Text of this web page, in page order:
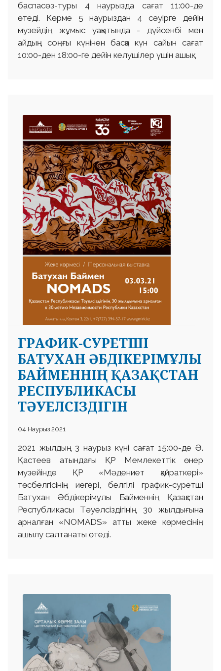
баспасөз-туры 4 наурызда сағат 11:00-де
өтеді. Көрме 5 наурыздан 4 сәуірге дейін
музейдің жұмыс уақытында - дүйсенбі мен
айдың соңғы күнінен басқа күн сайын сағат
10:00-ден 18:00-ге дейін келушілер үшін ашық.
ГРАФИК-СУРЕТШІ
БАТУХАН ӘБДІКЕРІМҰЛЫ
БАЙМЕННІҢ ҚАЗАҚСТАН
РЕСПУБЛИКАСЫ
ТӘУЕЛСІЗДІГІН
04 Наурыз 2021
2021 жылдың 3 наурыз күні сағат 15:00-де Ә.
Қастеев атындағы ҚР Мемлекеттік өнер
музейінде ҚР «Мәдениет қайраткері»
төсбелгісінің иегері, белгілі график-суретші
Батухан Әбдікерімұлы Байменнің Қазақстан
Республикасы Тәуелсіздігінің 30 жылдығына
арналған «NOMADS» атты жеке көрмесінің
ашылу салтанаты өтеді.